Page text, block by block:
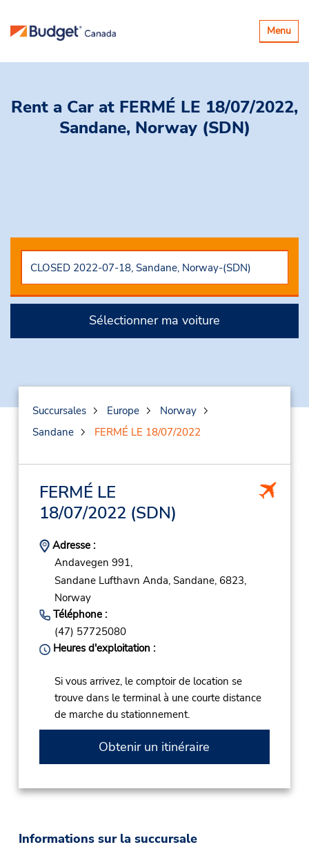
Basculer
la
Menu
Rent a Car at FERMÉ LE 18/07/2022,
Sandane, Norway (SDN)
Sélectionner ma voiture
Succursales Europe
Norway
Sandane
FERMÉ LE 18/07/2022
FERMÉ LE
18/07/2022 (SDN)
Adresse :
Andavegen 991,
Sandane Lufthavn Anda, Sandane, 6823,
Norway
Téléphone :
(47) 57725080
Heures d'exploitation :
Si vous arrivez, le comptoir de location se
trouve dans le terminal à une courte distance
de marche du stationnement.
Obtenir un itinéraire
Informations sur la succursale